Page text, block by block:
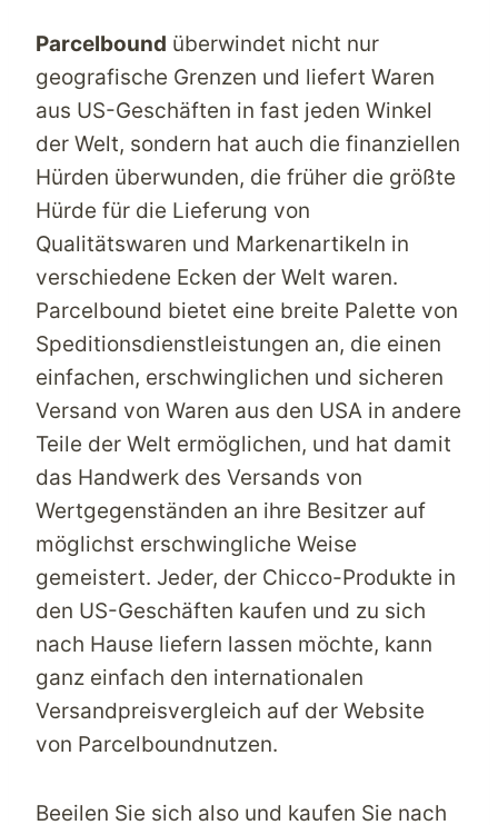
Parcelbound überwindet nicht nur
geografische Grenzen und liefert Waren
aus US-Geschäften in fast jeden Winkel
der Welt, sondern hat auch die finanziellen
Hürden überwunden, die früher die größte
Hürde für die Lieferung von
Qualitätswaren und Markenartikeln in
verschiedene Ecken der Welt waren.
Parcelbound bietet eine breite Palette von
Speditionsdienstleistungen an, die einen
einfachen, erschwinglichen und sicheren
Versand von Waren aus den USA in andere
Teile der Welt ermöglichen, und hat damit
das Handwerk des Versands von
Wertgegenständen an ihre Besitzer auf
möglichst erschwingliche Weise
gemeistert. Jeder, der Chicco-Produkte in
den US-Geschäften kaufen und zu sich
nach Hause liefern lassen möchte, kann
ganz einfach den internationalen
Versandpreisvergleich auf der Website
von Parcelboundnutzen.
Beeilen Sie sich also und kaufen Sie nach